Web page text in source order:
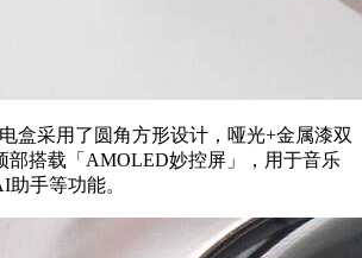
盒采用了圆角方形设计，哑光+金属漆双
部搭载「AMOLED妙控屏」，用于音乐
手等功能。